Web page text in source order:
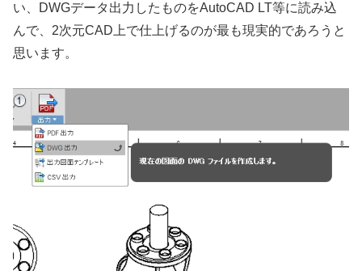
い、DWGデータ出力したものをAutoCAD LT等に読み込
んで、2次元CAD上で仕上げるのが最も現実的であろうと
思います。